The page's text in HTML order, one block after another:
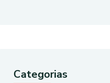
Categorias